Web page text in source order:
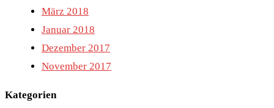
März 2018
Januar 2018
Dezember 2017
November 2017
Kategorien